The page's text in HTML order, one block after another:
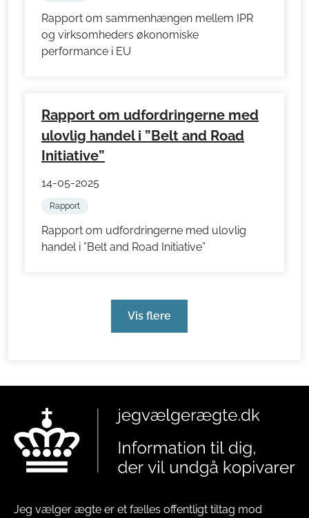
Rapport om sammenhængen mellem IPR
og virksomheders økonomiske
performance i EU
Rapport om udfordringerne med
ulovlig handel i ”Belt and Road
Initiative”
14-05-2025
Rapport
Rapport om udfordringerne med ulovlig
handel i ”Belt and Road Initiative”
Vis flere
Jeg vælger ægte er et fælles offentligt tiltag mod